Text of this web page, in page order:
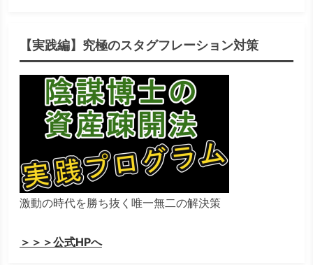
【実践編】究極のスタグフレーション対策
激動の時代を勝ち抜く唯一無二の解決策
＞＞＞公式HPへ